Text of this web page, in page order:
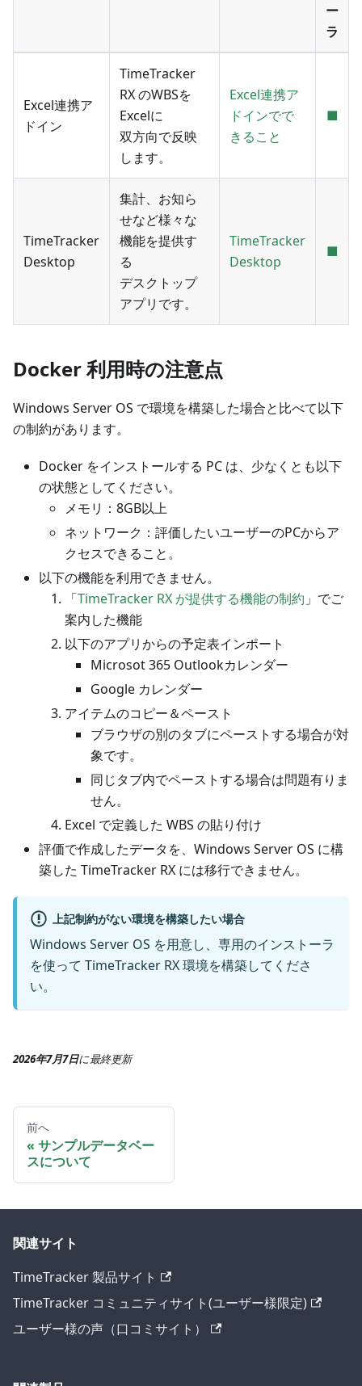
ー
ラ
Excel連携ア
ドイン
TimeTracker
RX のWBSを
Excelに
双方向で反映
します。
Excel連携ア
ドインでで
きること
■
TimeTracker
Desktop
集計、お知ら
せなど様々な
機能を提供す
る
デスクトップ
アプリです。
TimeTracker
Desktop
■
Docker 利用時の注意点
Windows Server OS で環境を構築した場合と比べて以下
の制約があります。
Docker をインストールする PC は、少なくとも以下
の状態としてください。
メモリ：8GB以上
ネットワーク：評価したいユーザーのPCからア
クセスできること。
以下の機能を利用できません。
「TimeTracker RX が提供する機能の制約 」でご
案内した機能
以下のアプリからの予定表インポート
Microsot 365 Outlookカレンダー
Google カレンダー
アイテムのコピー＆ペースト
ブラウザの別のタブにペーストする場合が対
象です。
同じタブ内でペーストする場合は問題有りま
せん。
Excel で定義した WBS の貼り付け
評価で作成したデータを、Windows Server OS に構
築した TimeTracker RX には移行できません。
上記制約がない環境を構築したい場合
Windows Server OS を用意し、専用のインストーラ
を使って TimeTracker RX 環境を構築してくださ
い。
2026年7月7日に最終更新
前へ
サンプルデータベー
スについて
関連サイト
TimeTracker 製品サイト
TimeTracker コミュニティサイト(ユーザー様限定)
ユーザー様の声（口コミサイト）